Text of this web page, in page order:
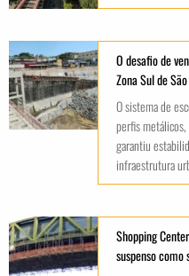
O desafio de
Zona Sul de
O sistema de
perfis
garantiu
infraestrutura
Shopping
suspenso como